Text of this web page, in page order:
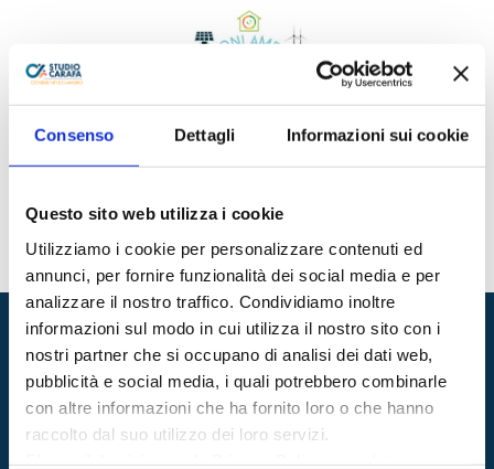
Consenso Dettagli Informazioni sui cookie
Questo sito web utilizza i cookie
Utilizziamo i cookie per personalizzare contenuti ed
annunci, per fornire funzionalità dei social media e per
analizzare il nostro traffico. Condividiamo inoltre
informazioni sul modo in cui utilizza il nostro sito con i
nostri partner che si occupano di analisi dei dati web,
pubblicità e social media, i quali potrebbero combinarle
con altre informazioni che ha fornito loro o che hanno
raccolto dal suo utilizzo dei loro servizi.